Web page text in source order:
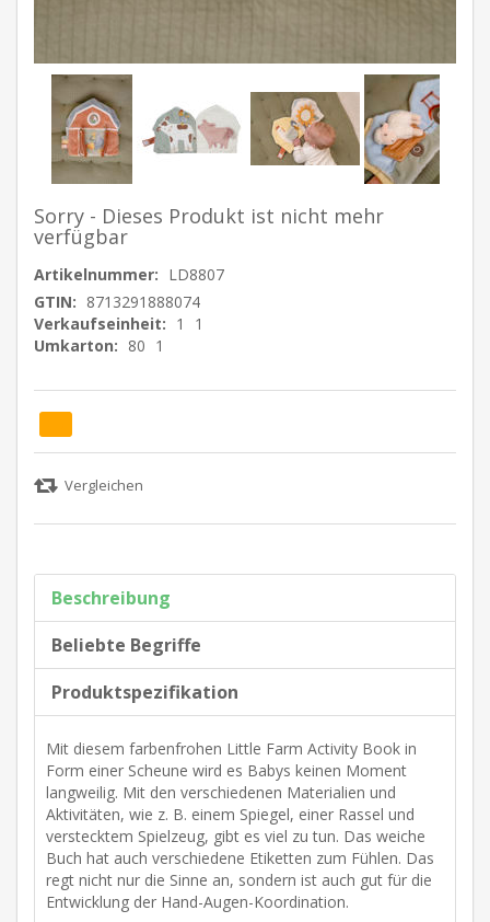
Sorry - Dieses Produkt ist nicht mehr
verfügbar
Artikelnummer: LD8807
GTIN: 8713291888074
Verkaufseinheit: 1
1
Umkarton: 80 1
Beschreibung
Beliebte Begriffe
Produktspezifikation
Mit diesem farbenfrohen Little Farm Activity Book in
Form einer Scheune wird es Babys keinen Moment
langweilig. Mit den verschiedenen Materialien und
Aktivitäten, wie z. B. einem Spiegel, einer Rassel und
verstecktem Spielzeug, gibt es viel zu tun. Das weiche
Buch hat auch verschiedene Etiketten zum Fühlen. Das
regt nicht nur die Sinne an, sondern ist auch gut für die
Entwicklung der Hand-Augen-Koordination.